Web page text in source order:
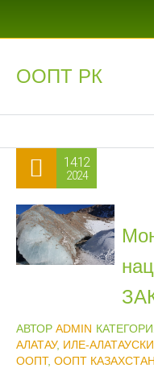
ООПТ РК
14.12
2024
АВТОР ADMIN
АЛАТАУ, ИЛЕ-
ООПТ, ООПТ